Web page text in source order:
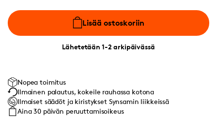
Lisää ostoskoriin
Lähetetään 1-2 arkipäivässä
Nopea toimitus
Ilmainen palautus, kokeile rauhassa kotona
Ilmaiset säädöt ja kiristykset Synsamin liikkeissä
Aina 30 päivän peruuttamisoikeus